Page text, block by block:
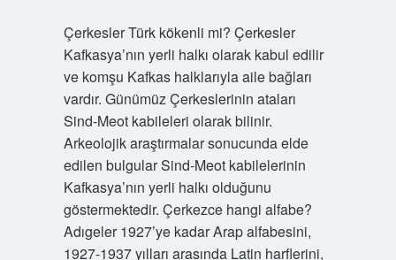
Çerkesler Türk kökenli mi? Çerkesler
Kafkasya’nın yerli halkı olarak kabul edilir
ve komşu Kafkas halklarıyla aile bağları
vardır. Günümüz Çerkeslerinin ataları
Sind-Meot kabileleri olarak bilinir.
Arkeolojik araştırmalar sonucunda elde
edilen bulgular Sind-Meot kabilelerinin
Kafkasya’nın yerli halkı olduğunu
göstermektedir. Çerkezce hangi alfabe?
Adıgeler 1927’ye kadar Arap alfabesini,
1927-1937 yılları arasında Latin harflerini,